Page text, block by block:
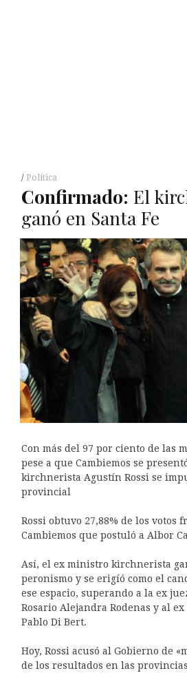
Política
Confirmado: El
ganó en Santa Fe
Con más del 97 por ciento de las
pese a que Cambiemos se
kirchnerista Agustín Rossi se
provincial
Rossi obtuvo 27,88% de los votos
Cambiemos que postuló a Albor
Así, el ex ministro kirchnerista
peronismo y se erigíó como el
ese espacio, superando a la ex
Rosario Alejandra Rodenas y al
Pablo Di Bert.
Hoy, Rossi acusó al Gobierno de
de los resultados en las